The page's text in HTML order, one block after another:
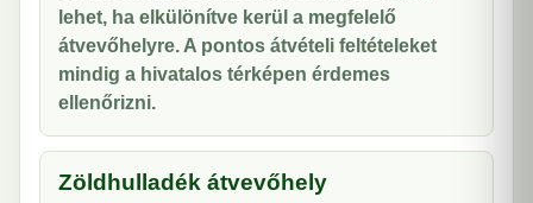
lehet, ha elkülönítve kerül a megfelelő
átvevőhelyre. A pontos átvételi feltételeket
mindig a hivatalos térképen érdemes
ellenőrizni.
Zöldhulladék átvevőhely